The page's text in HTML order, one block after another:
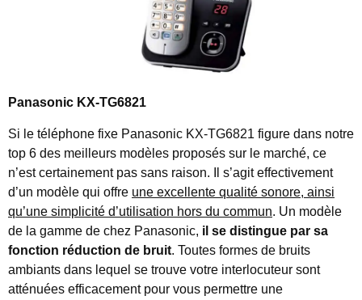
Panasonic KX-TG6821
Si le téléphone fixe Panasonic KX-TG6821 figure dans notre
top 6 des meilleurs modèles proposés sur le marché, ce
n’est certainement pas sans raison. Il s’agit effectivement
d’un modèle qui offre une excellente qualité sonore, ainsi
qu’une simplicité d’utilisation hors du commun. Un modèle
de la gamme de chez Panasonic, il se distingue par sa
fonction réduction de bruit. Toutes formes de bruits
ambiants dans lequel se trouve votre interlocuteur sont
atténuées efficacement pour vous permettre une